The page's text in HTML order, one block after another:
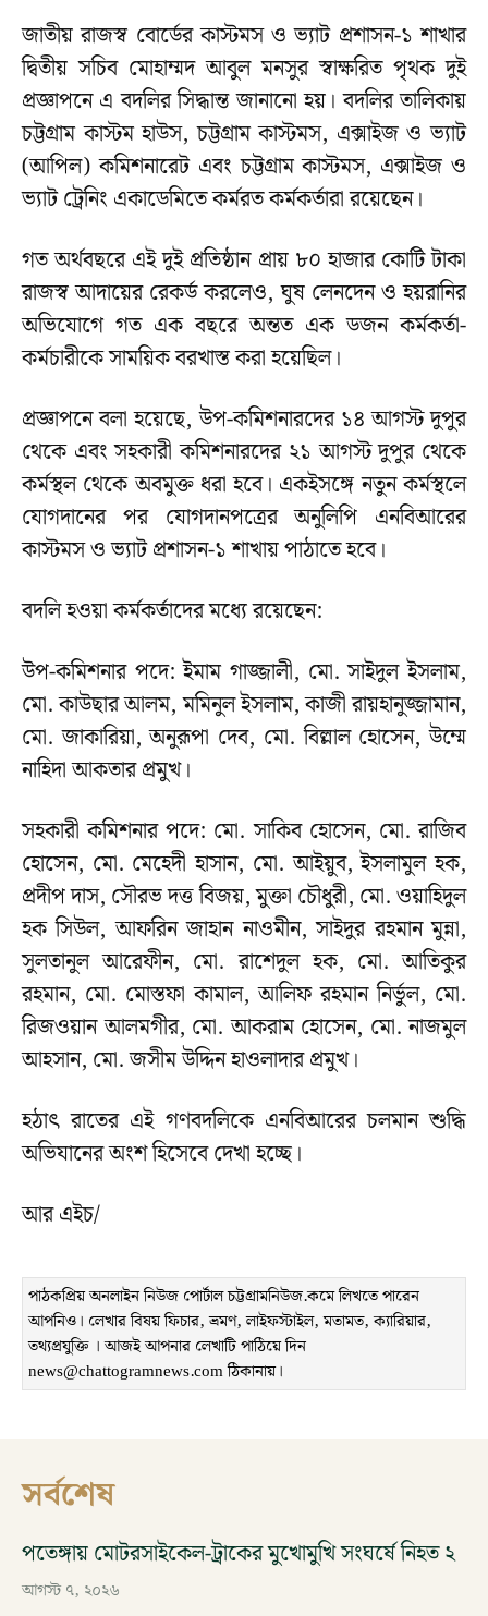
জাতীয় রাজস্ব বোর্ডের কাস্টমস ও ভ্যাট প্রশাসন-১ শাখার
দ্বিতীয় সচিব মোহাম্মদ আবুল মনসুর স্বাক্ষরিত পৃথক দুই
প্রজ্ঞাপনে এ বদলির সিদ্ধান্ত জানানো হয়। বদলির তালিকায়
চট্টগ্রাম কাস্টম হাউস, চট্টগ্রাম কাস্টমস, এক্সাইজ ও ভ্যাট
(আপিল) কমিশনারেট এবং চট্টগ্রাম কাস্টমস, এক্সাইজ ও
ভ্যাট ট্রেনিং একাডেমিতে কর্মরত কর্মকর্তারা রয়েছেন।
গত অর্থবছরে এই দুই প্রতিষ্ঠান প্রায় ৮০ হাজার কোটি টাকা
রাজস্ব আদায়ের রেকর্ড করলেও, ঘুষ লেনদেন ও হয়রানির
অভিযোগে গত এক বছরে অন্তত এক ডজন কর্মকর্তা-
কর্মচারীকে সাময়িক বরখাস্ত করা হয়েছিল।
প্রজ্ঞাপনে বলা হয়েছে, উপ-কমিশনারদের ১৪ আগস্ট দুপুর
থেকে এবং সহকারী কমিশনারদের ২১ আগস্ট দুপুর থেকে
কর্মস্থল থেকে অবমুক্ত ধরা হবে। একইসঙ্গে নতুন কর্মস্থলে
যোগদানের পর যোগদানপত্রের অনুলিপি এনবিআরের
কাস্টমস ও ভ্যাট প্রশাসন-১ শাখায় পাঠাতে হবে।
বদলি হওয়া কর্মকর্তাদের মধ্যে রয়েছেন:
উপ-কমিশনার পদে: ইমাম গাজ্জালী, মো. সাইদুল ইসলাম,
মো. কাউছার আলম, মমিনুল ইসলাম, কাজী রায়হানুজ্জামান,
মো. জাকারিয়া, অনুরূপা দেব, মো. বিল্লাল হোসেন, উম্মে
নাহিদা আকতার প্রমুখ।
সহকারী কমিশনার পদে: মো. সাকিব হোসেন, মো. রাজিব
হোসেন, মো. মেহেদী হাসান, মো. আইয়ুব, ইসলামুল হক,
প্রদীপ দাস, সৌরভ দত্ত বিজয়, মুক্তা চৌধুরী, মো. ওয়াহিদুল
হক সিউল, আফরিন জাহান নাওমীন, সাইদুর রহমান মুন্না,
সুলতানুল আরেফীন, মো. রাশেদুল হক, মো. আতিকুর
রহমান, মো. মোস্তফা কামাল, আলিফ রহমান নির্ভুল, মো.
রিজওয়ান আলমগীর, মো. আকরাম হোসেন, মো. নাজমুল
আহসান, মো. জসীম উদ্দিন হাওলাদার প্রমুখ।
হঠাৎ রাতের এই গণবদলিকে এনবিআরের চলমান শুদ্ধি
অভিযানের অংশ হিসেবে দেখা হচ্ছে।
আর এইচ/
পাঠকপ্রিয় অনলাইন নিউজ পোর্টাল চট্টগ্রামনিউজ.কমে লিখতে পারেন
আপনিও। লেখার বিষয় ফিচার, ভ্রমণ, লাইফস্টাইল, মতামত, ক্যারিয়ার,
তথ্যপ্রযুক্তি । আজই আপনার লেখাটি পাঠিয়ে দিন
news@chattogramnews.com ঠিকানায়।
সর্বশেষ
পতেঙ্গায় মোটরসাইকেল-ট্রাকের মুখোমুখি সংঘর্ষে নিহত ২
আগস্ট ৭, ২০২৬